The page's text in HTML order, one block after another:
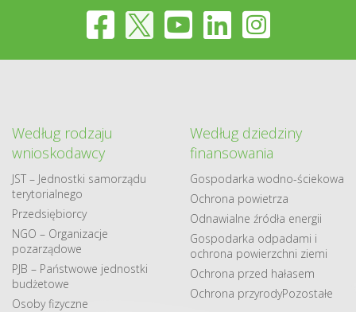
Według rodzaju
wnioskodawcy
JST – Jednostki samorządu
terytorialnego
Przedsiębiorcy
NGO – Organizacje
pozarządowe
PJB – Państwowe jednostki
budżetowe
Osoby fizyczne
Według dziedziny
finansowania
Gospodarka​ wodno​-ściekowa
Ochrona powietrza
Odnawialne​ źródła​ energii
Gospodarka odpadami i
ochrona powierzchni ziemi
Ochrona przed hałasem
Ochrona przyrodyPozostałe